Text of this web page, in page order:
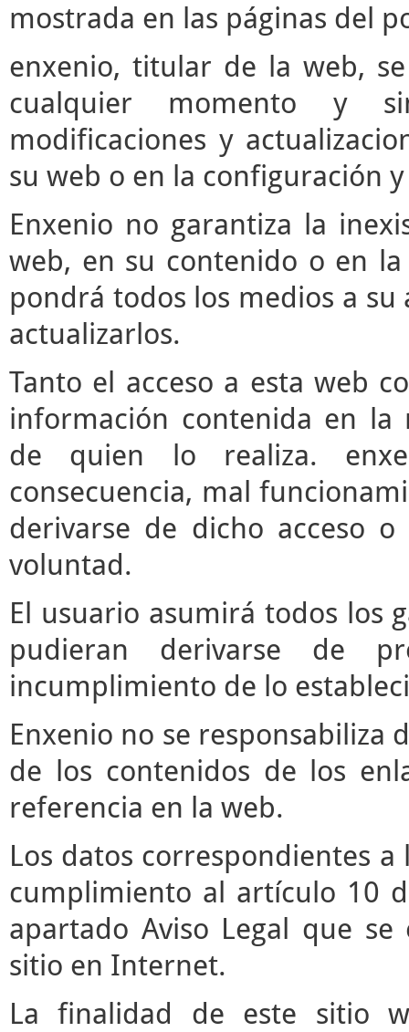
mostrada en las páginas del
enxenio, titular de la web,
cualquier momento y
modificaciones y
su web o en la configuración
Enxenio no garantiza la
web, en su contenido o en
pondrá todos los medios a
actualizarlos.
Tanto el acceso a esta web
información contenida en la
de quien lo realiza.
consecuencia, mal
derivarse de dicho acceso
voluntad.
El usuario asumirá todos los
pudieran derivarse de
incumplimiento de lo
Enxenio no se responsabiliza
de los contenidos de los
referencia en la web.
Los datos correspondientes
cumplimiento al artículo 10
apartado Aviso Legal que
sitio en Internet.
La finalidad de este sitio